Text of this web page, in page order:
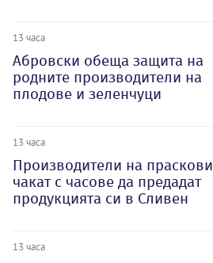
13 часа
Абровски обеща защита на
родните производители на
плодове и зеленчуци
13 часа
Производители на праскови
чакат с часове да предадат
продукцията си в Сливен
13 часа